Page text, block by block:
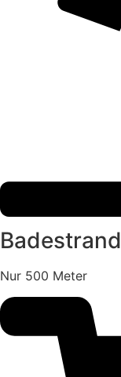
Badestrand
Nur 500 Meter